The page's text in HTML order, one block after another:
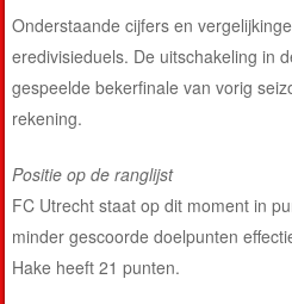
Onderstaande cijfers en
eredivisieduels. De uitschakeling in
gespeelde bekerfinale van vorig
rekening.
Positie op de ranglijst
FC Utrecht staat op dit moment in
minder gescoorde doelpunten
Hake heeft 21 punten.